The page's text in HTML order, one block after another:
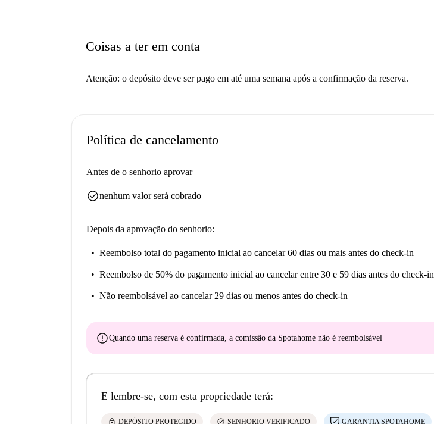
Coisas a ter em conta
Atenção: o depósito deve ser pago em até uma semana após a confirmação da reserva.
Política de cancelamento
Antes de o senhorio aprovar
check_circlenenhum valor será cobrado
Depois da aprovação do senhorio:
Reembolso total do pagamento inicial ao cancelar 60 dias ou mais antes do check-in
Reembolso de 50% do pagamento inicial ao cancelar entre 30 e 59 dias antes do check-in
Não reembolsável ao cancelar 29 dias ou menos antes do check-in
errorQuando uma reserva é confirmada, a comissão da Spotahome não é reembolsável
E lembre-se, com esta propriedade terá:
lock DEPÓSITO PROTEGIDO check_circle SENHORIO VERIFICADO GARANTIA SPOTAHOME